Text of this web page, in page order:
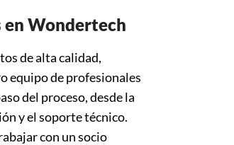
en Wondertech
de alta calidad,
equipo de profesionales
del proceso, desde la
y el soporte técnico.
con un socio